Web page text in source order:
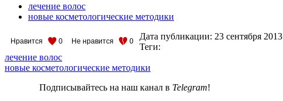
лечение волос
новые косметологические методики
Нравится 0 Не нравится 0 Дата публикации: 23 сентября 2013
Теги:
лечение волос
новые косметологические методики
Подписывайтесь на наш канал в Telegram!